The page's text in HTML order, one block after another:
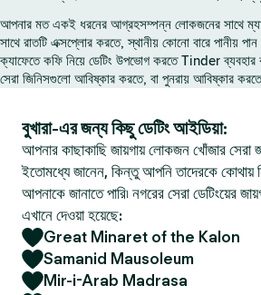
আপনার মত একই ধরনের আগ্রহসম্পন্ন লোকজনের সাথে
সাথে রাতটি এক্সপ্লোর করতে, স্থানীয় কোনো বারে পানীয়
ক্যাফেতে কফি নিয়ে ডেটিং উপভোগ করতে Tinder
সেরা জিনিসগুলো আবিষ্কার করতে, বা পুনরায় আবিষ্কার
বুখারা-এর জন্য কিছু ডেটিং আইডিয়া:
আপনার কাছাকাছি জায়গায় লোকজন খোঁজার সেরা
ইতোমধ্যে জানেন, কিন্তু আপনি তাদেরকে কোথায়
আপনাকে জানাতে পারি৷ নগরের সেরা ডেটিংয়ের
এখানে দেওয়া হয়েছে:
Great Minaret of the Kalon
Samanid Mausoleum
Mir-i-Arab Madrasa